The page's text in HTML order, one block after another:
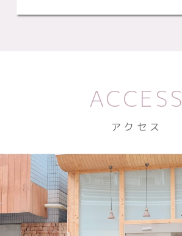
ACCESS
アクセス